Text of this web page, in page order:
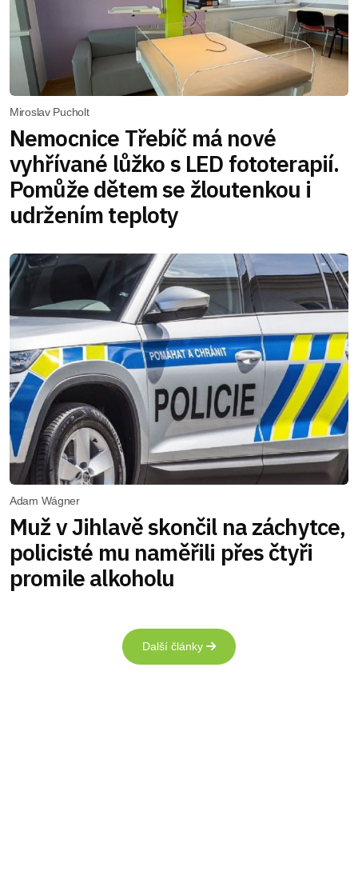
Miroslav Pucholt
Nemocnice Třebíč má nové
vyhřívané lůžko s LED fototerapií.
Pomůže dětem se žloutenkou i
udržením teploty
Adam Wágner
Muž v Jihlavě skončil na záchytce,
policisté mu naměřili přes čtyři
promile alkoholu
Další články